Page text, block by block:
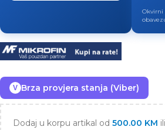
Okvirni
V Brza provjera stanja (Viber)
Dodaj u korpu artikal od 500.00 KM